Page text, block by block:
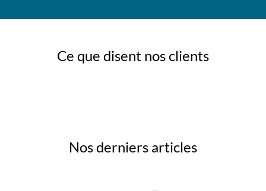
Ce que disent nos clients
Nos derniers articles